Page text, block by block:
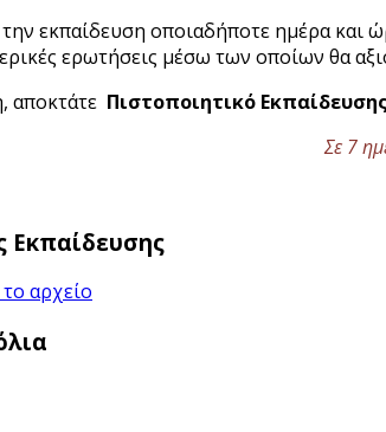
εκπαίδευση οποιαδήποτε ημέρα και
ερωτήσεις μέσω των οποίων θα
αποκτάτε Πιστοποιητικό Εκπαίδευσης
Σε 7
Εκπαίδευσης
αρχείο